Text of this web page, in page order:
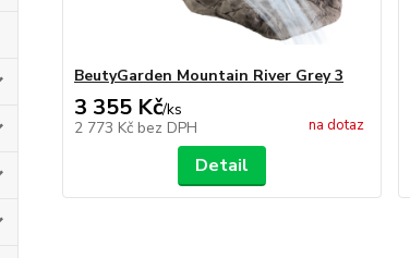
BeutyGarden Mountain River Grey 3
3 355 Kč/ks
2 773 Kč bez DPH na dotaz
Detail